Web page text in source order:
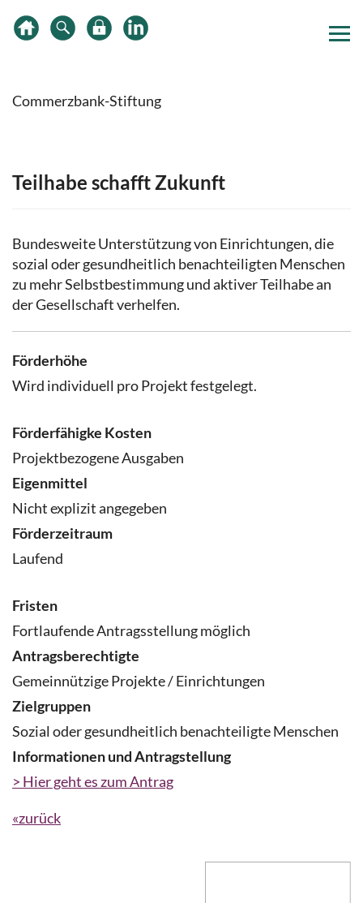
Inhalt
Hauptnavigation
Subnavigation
Commerzbank-Stiftung
Teilhabe schafft Zukunft
Bundesweite Unterstützung von Einrichtungen, die
sozial oder gesundheitlich benachteiligten Menschen
zu mehr Selbstbestimmung und aktiver Teilhabe an
der Gesellschaft verhelfen.
Förderhöhe
Wird individuell pro Projekt festgelegt.
Förderfähigke Kosten
Projektbezogene Ausgaben
Eigenmittel
Nicht explizit angegeben
Förderzeitraum
Laufend
Fristen
Fortlaufende Antragsstellung möglich
Antragsberechtigte
Gemeinnützige Projekte / Einrichtungen
Zielgruppen
Sozial oder gesundheitlich benachteiligte Menschen
Informationen und Antragstellung
> Hier geht es zum Antrag
«zurück